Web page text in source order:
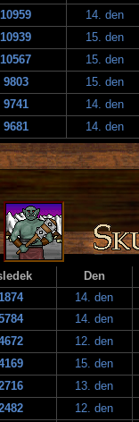
10959
14. den
10939
15. den
10567
15. den
9803
15. den
9741
14. den
9681 14. den
Den
14. den
14. den
12. den
15. den
13. den
12. den